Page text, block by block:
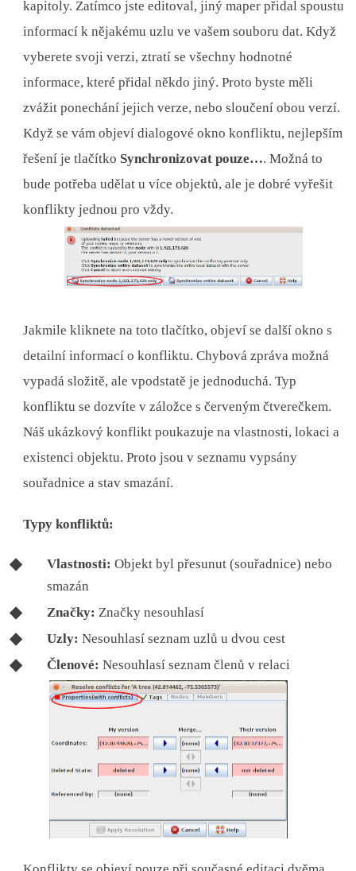
kapitoly. Zatímco jste editoval, jiný maper přidal spoustu
informací k nějakému uzlu ve vašem souboru dat. Když
vyberete svoji verzi, ztratí se všechny hodnotné
informace, které přidal někdo jiný. Proto byste měli
zvážit ponechání jejich verze, nebo sloučení obou verzí.
Když se vám objeví dialogové okno konfliktu, nejlepším
řešení je tlačítko Synchronizovat pouze…. Možná to
bude potřeba udělat u více objektů, ale je dobré vyřešit
konflikty jednou pro vždy.
Jakmile kliknete na toto tlačítko, objeví se další okno s
detailní informací o konfliktu. Chybová zpráva možná
vypadá složitě, ale vpodstatě je jednoduchá. Typ
konfliktu se dozvíte v záložce s červeným čtverečkem.
Náš ukázkový konflikt poukazuje na vlastnosti, lokaci a
existenci objektu. Proto jsou v seznamu vypsány
souřadnice a stav smazání.
Typy konfliktů:
Vlastnosti: Objekt byl přesunut (souřadnice) nebo
smazán
Značky: Značky nesouhlasí
Uzly: Nesouhlasí seznam uzlů u dvou cest
Členové: Nesouhlasí seznam členů v relaci